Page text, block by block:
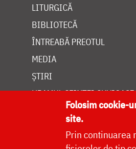
LITURGICĂ
BIBLIOTECĂ
ÎNTREABĂ PREOTUL
MEDIA
ȘTIRI
HRAMUL SFINTEI CUVIOASE
Folosim cookie-
site.
Prin continuarea